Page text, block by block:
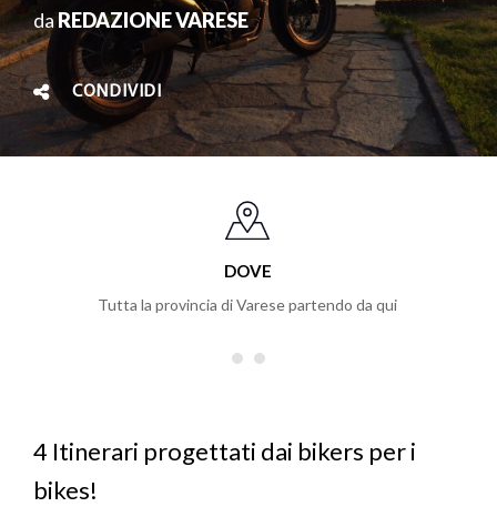
daREDAZIONE VARESE
CONDIVIDI
DOVE
Tutta la provincia di Varese partendo da qui
4 Itinerari progettati dai bikers per i
bikes!